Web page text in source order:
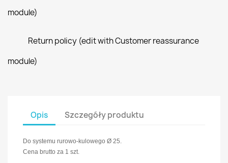
module)
Return policy (edit with Customer reassurance
module)
Opis Szczegóły produktu
Do systemu rurowo-kulowego Ø 25.
Cena brutto za 1 szt.